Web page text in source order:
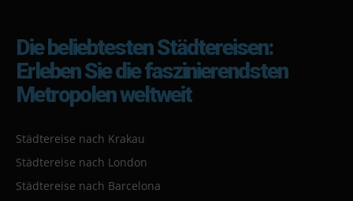
Die beliebtesten Städtereisen:
Erleben Sie die faszinierendsten
Metropolen weltweit
Städtereise nach Krakau
Städtereise nach London
Städtereise nach Barcelona